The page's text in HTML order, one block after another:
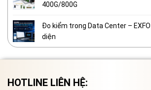
400G/800G
Đo kiểm trong Data Center –
diện
HOTLINE LIÊN HỆ: